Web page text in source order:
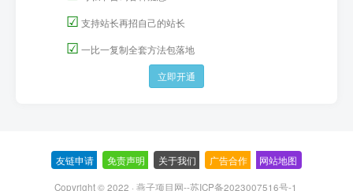
☑ 支持站长再招自己的站长
☑ 一比一复制全套方法包落地
立即开通
友链申请 免责声明 关于我们 广告合作 网站地图
Copyright © 2022 · 燕子项目网--苏ICP备2023007516号-1